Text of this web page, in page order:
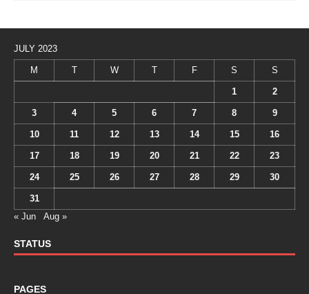
JULY 2023
M T W T F S S
1 2
3 4 5 6 7 8 9
10 11 12 13 14 15 16
17 18 19 20 21 22 23
24 25 26 27 28 29 30
31
« Jun
Aug »
STATUS
PAGES